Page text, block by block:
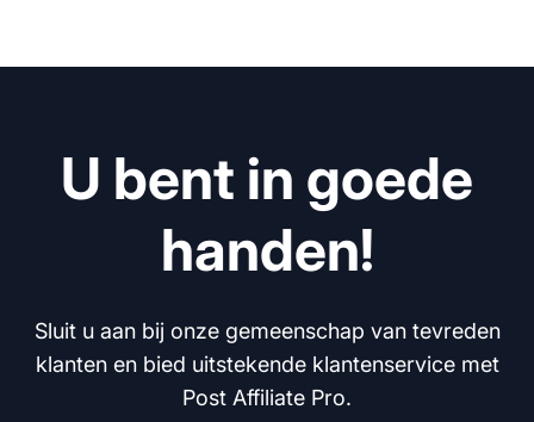
U bent in goede
handen!
Sluit u aan bij onze gemeenschap van tevreden
klanten en bied uitstekende klantenservice met
Post Affiliate Pro.